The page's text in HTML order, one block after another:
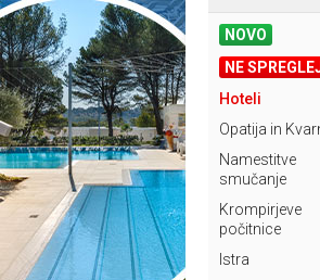
NOVO
NE
Hoteli
Opatija in
Namestitve
smučanje
Krompirjeve
počitnice
Istra